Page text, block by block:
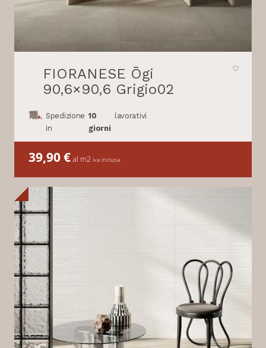
FIORANESE Ōgi
90,6×90,6 Grigio02
Spedizione
in
10
giorni
lavorativi
39,90€al m2 iva inclusa